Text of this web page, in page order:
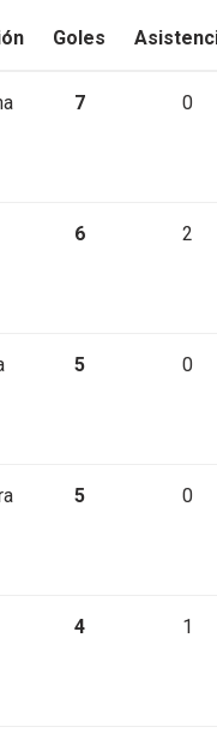
Goles
7 0
6 2
5 0
5 0
4 1